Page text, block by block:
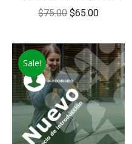
$75.00 Original
was:
$75.00.
$65.00Current
is:
$65.00.
Sale!